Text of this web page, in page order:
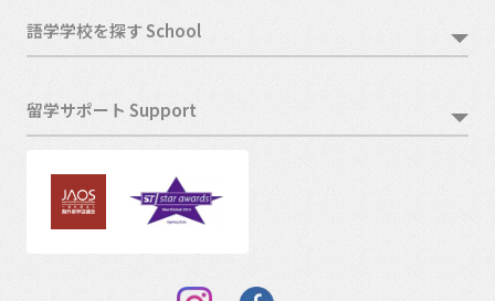
語学学校を探す School
留学サポート Support